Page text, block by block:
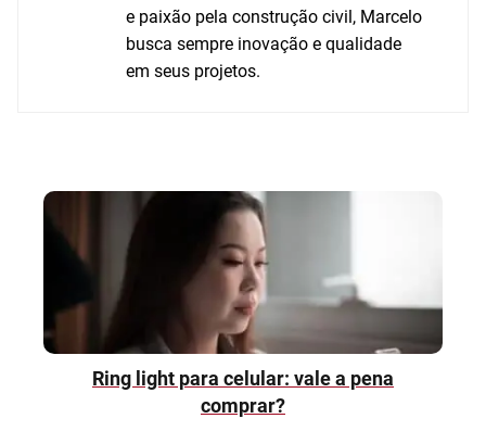
e paixão pela construção civil, Marcelo
busca sempre inovação e qualidade
em seus projetos.
Ring light para celular: vale a pena
comprar?